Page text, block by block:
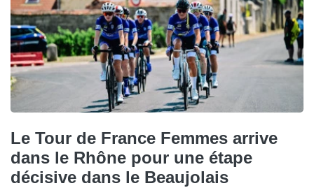
Le Tour de France Femmes arrive
dans le Rhône pour une étape
décisive dans le Beaujolais